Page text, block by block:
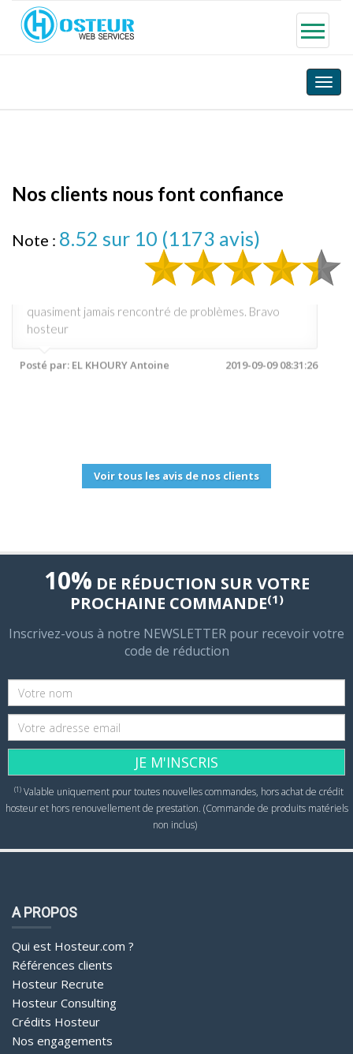
Toggle
Nos clients nous font confiance
Note : 8.52 sur 10 (1173 avis)
Un service sans failles
Depuis 15 ans que je suis chez Hosteur, je n'ai
Voir tous les avis de nos clients
10% DE RÉDUCTION SUR VOTRE
PROCHAINE COMMANDE(1)
Inscrivez-vous à notre NEWSLETTER pour recevoir votre
code de réduction
JE M'INSCRIS
(1)Valable uniquement pour toutes nouvelles commandes, hors achat de crédit
hosteur et hors renouvellement de prestation. (Commande de produits matériels
non inclus)
A PROPOS
Qui est Hosteur.com ?
Références clients
Hosteur Recrute
Hosteur Consulting
Crédits Hosteur
Nos engagements